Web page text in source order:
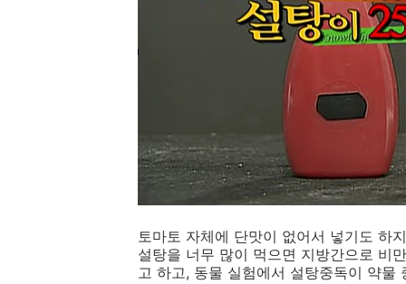
토마토 자체에 단맛이 없어서 넣기도 하
설탕을 너무 많이 먹으면 지방간으로 비
고 하고, 동물 실험에서 설탕중독이 약물